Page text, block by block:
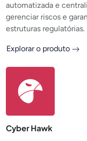
automatizada e
gerenciar riscos e
estruturas regulatórias.
Explorar o produto
Cyber Hawk